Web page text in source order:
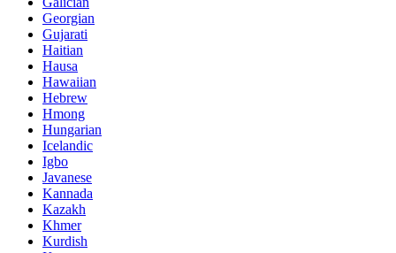
Georgian
Gujarati
Haitian
Hausa
Hawaiian
Hebrew
Hmong
Hungarian
Icelandic
Igbo
Javanese
Kannada
Kazakh
Khmer
Kurdish